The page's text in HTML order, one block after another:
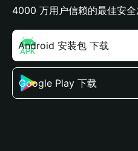
4000 万用户信赖的最佳安
Android 安装包 下载
Google Play 下载